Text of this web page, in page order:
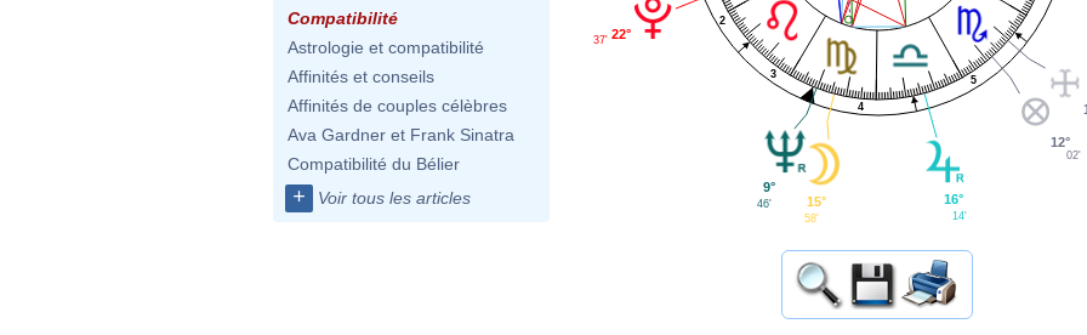
Compatibilité
Astrologie et compatibilité
Affinités et conseils
Affinités de couples célèbres
Ava Gardner et Frank Sinatra
Compatibilité du Bélier
+ Voir tous les articles
2
3
4
5
22°
37'
9°
46' 15°
58'
16°
14'
12°
02'